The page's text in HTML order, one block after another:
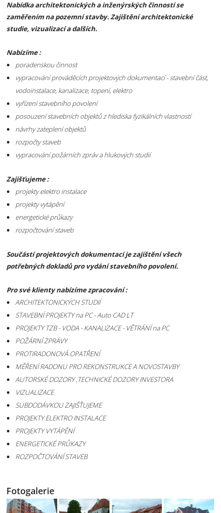
Nabídka architektonických a inženýrských činností se
zaměřením na pozemní stavby. Zajištění architektonické
studie, vizualizací a dalších.
Nabízíme :
poradenskou činnost
vypracování prováděcích projektových dokumentací - stavební část,
vodoinstalace, kanalizace, topení, elektro
vyřízení stavebního povolení
posouzení stavebních objektů z hlediska fyzikálních vlastností
návrhy zateplení objektů
rozpočty staveb
vypracování požárních zpráv a hlukových studií
Zajišťujeme :
projekty elektro instalace
projekty vytápění
energetické průkazy
rozpočtování staveb
Součástí projektových dokumentací je zajištění všech
potřebných dokladů pro vydání stavebního povolení.
Pro své klienty nabízíme zpracování :
ARCHITEKTONICKÝCH STUDIÍ
STAVEBNÍ PROJEKTY na PC - Auto CAD LT
PROJEKTY TZB - VODA - KANALIZACE - VĚTRÁNÍ na PC
POŽÁRNÍ ZPRÁVY
PROTIRADONOVÁ OPATŘENÍ
MĚŘENÍ RADONU PRO REKONSTRUKCE A NOVOSTAVBY
AUTORSKÉ DOZORY ,TECHNICKÉ DOZORY INVESTORA
VIZUALIZACE
SUBDODÁVKOU ZAJIŠŤUJEME
PROJEKTY ELEKTRO INSTALACE
PROJEKTY VYTÁPĚNÍ
ENERGETICKÉ PRŮKAZY
ROZPOČTOVÁNÍ STAVEB
Fotogalerie